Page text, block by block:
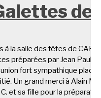
à la salle des fêtes de
préparées par Jean Paul C.
fort sympathique
Un grand merci à Alain M.
et sa fille pour la